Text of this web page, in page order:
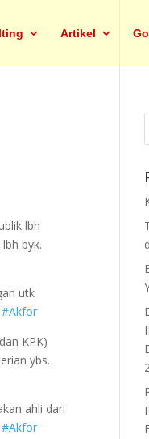
Artikel
lbh
byk.
utk
#Akfor
KPK)
ybs.
ahli dari
#Akfor